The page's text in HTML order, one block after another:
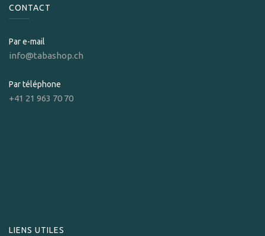
CONTACT
Par e-mail
info@tabashop.ch
Par téléphone
+41 21 963 70 70
LIENS UTILES